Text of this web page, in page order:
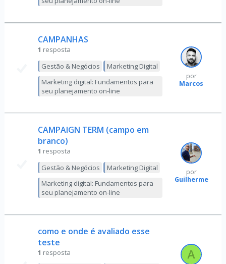
CAMPANHAS
1 resposta
Gestão & Negócios
Marketing Digital
Marketing digital: Fundamentos para
seu planejamento on-line
por
Marcos
CAMPAIGN TERM (campo em
branco)
1 resposta
Gestão & Negócios
Marketing Digital
Marketing digital: Fundamentos para
seu planejamento on-line
por
Guilherme
como e onde é avaliado esse
teste
1 resposta